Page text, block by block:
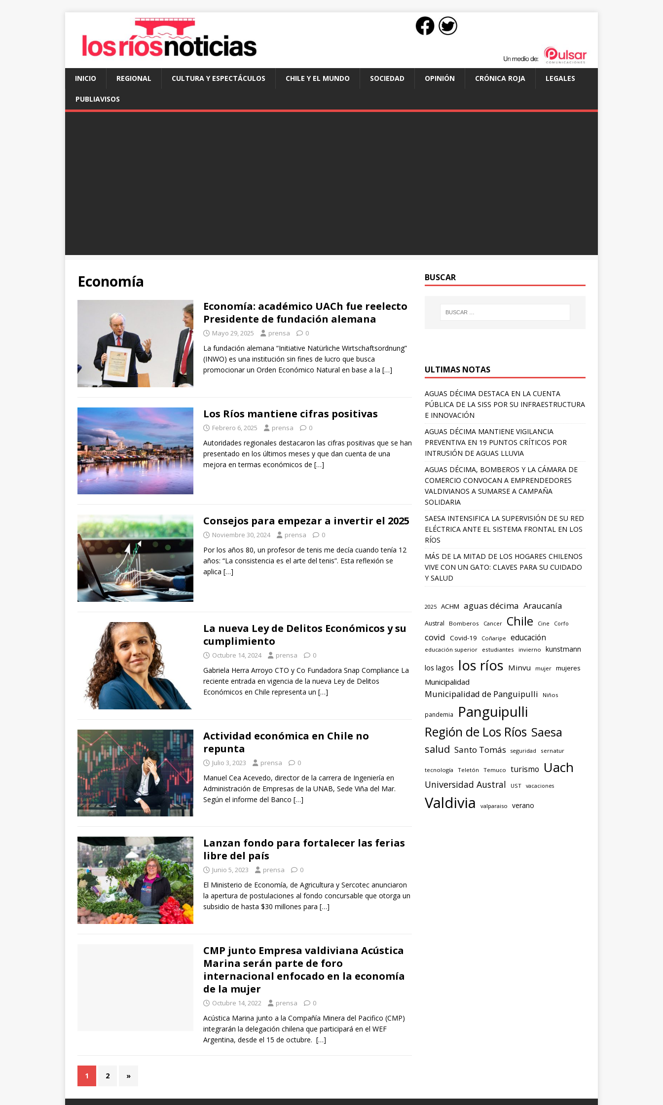
INICIO REGIONAL CULTURA Y ESPECTÁCULOS CHILE Y EL MUNDO SOCIEDAD OPINIÓN CRÓNICA ROJA LEGALES
PUBLIAVISOS
Economía
Economía: académico UACh fue reelecto
Presidente de fundación alemana
Mayo 29, 2025 prensa 0
La fundación alemana “Initiative Natürliche Wirtschaftsordnung”
(INWO) es una institución sin fines de lucro que busca
promocionar un Orden Económico Natural en base a la […]
Los Ríos mantiene cifras positivas
Febrero 6, 2025 prensa 0
Autoridades regionales destacaron las cifras positivas que se han
presentado en los últimos meses y que dan cuenta de una
mejora en termas económicos de […]
Consejos para empezar a invertir el 2025
Noviembre 30, 2024 prensa 0
Por los años 80, un profesor de tenis me decía cuando tenía 12
años: “La consistencia es el arte del tenis”. Esta reflexión se
aplica […]
La nueva Ley de Delitos Económicos y su
cumplimiento
Octubre 14, 2024 prensa 0
Gabriela Herra Arroyo CTO y Co Fundadora Snap Compliance La
reciente entrada en vigencia de la nueva Ley de Delitos
Económicos en Chile representa un […]
Actividad económica en Chile no
repunta
Julio 3, 2023 prensa 0
Manuel Cea Acevedo, director de la carrera de Ingeniería en
Administración de Empresas de la UNAB, Sede Viña del Mar.
Según el informe del Banco […]
Lanzan fondo para fortalecer las ferias
libre del país
Junio 5, 2023 prensa 0
El Ministerio de Economía, de Agricultura y Sercotec anunciaron
la apertura de postulaciones al fondo concursable que otorga un
subsidio de hasta $30 millones para […]
CMP junto Empresa valdiviana Acústica
Marina serán parte de foro
internacional enfocado en la economía
de la mujer
Octubre 14, 2022 prensa 0
Acústica Marina junto a la Compañía Minera del Pacifico (CMP)
integrarán la delegación chilena que participará en el WEF
Argentina, desde el 15 de octubre. […]
1 2 »
BUSCAR
ULTIMAS NOTAS
AGUAS DÉCIMA DESTACA EN LA CUENTA
PÚBLICA DE LA SISS POR SU INFRAESTRUCTURA
E INNOVACIÓN
AGUAS DÉCIMA MANTIENE VIGILANCIA
PREVENTIVA EN 19 PUNTOS CRÍTICOS POR
INTRUSIÓN DE AGUAS LLUVIA
AGUAS DÉCIMA, BOMBEROS Y LA CÁMARA DE
COMERCIO CONVOCAN A EMPRENDEDORES
VALDIVIANOS A SUMARSE A CAMPAÑA
SOLIDARIA
SAESA INTENSIFICA LA SUPERVISIÓN DE SU RED
ELÉCTRICA ANTE EL SISTEMA FRONTAL EN LOS
RÍOS
MÁS DE LA MITAD DE LOS HOGARES CHILENOS
VIVE CON UN GATO: CLAVES PARA SU CUIDADO
Y SALUD
2025 ACHM aguas décima Araucanía
Austral Bomberos Cancer Chile Cine Corfo
covid Covid-19 Coñaripe educación
educación superior estudiantes invierno kunstmann
los lagos los ríos Minvu mujer mujeres
Municipalidad
Municipalidad de Panguipulli Niños
pandemia Panguipulli
Región de Los Ríos Saesa
salud Santo Tomás seguridad sernatur
tecnología Teletón Temuco turismo Uach
Universidad Austral UST vacaciones
Valdivia valparaiso verano